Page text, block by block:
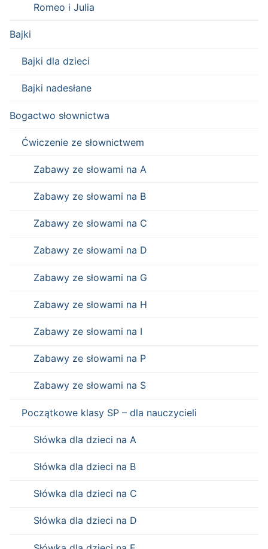
Romeo i Julia
Bajki
Bajki dla dzieci
Bajki nadesłane
Bogactwo słownictwa
Ćwiczenie ze słownictwem
Zabawy ze słowami na A
Zabawy ze słowami na B
Zabawy ze słowami na C
Zabawy ze słowami na D
Zabawy ze słowami na G
Zabawy ze słowami na H
Zabawy ze słowami na I
Zabawy ze słowami na P
Zabawy ze słowami na S
Początkowe klasy SP – dla nauczycieli
Słówka dla dzieci na A
Słówka dla dzieci na B
Słówka dla dzieci na C
Słówka dla dzieci na D